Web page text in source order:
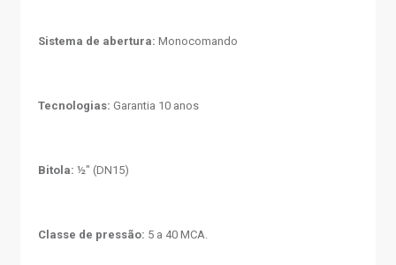
Sistema de abertura: Monocomando
Tecnologias: Garantia 10 anos
Bitola: ½" (DN15)
Classe de pressão: 5 a 40 MCA.